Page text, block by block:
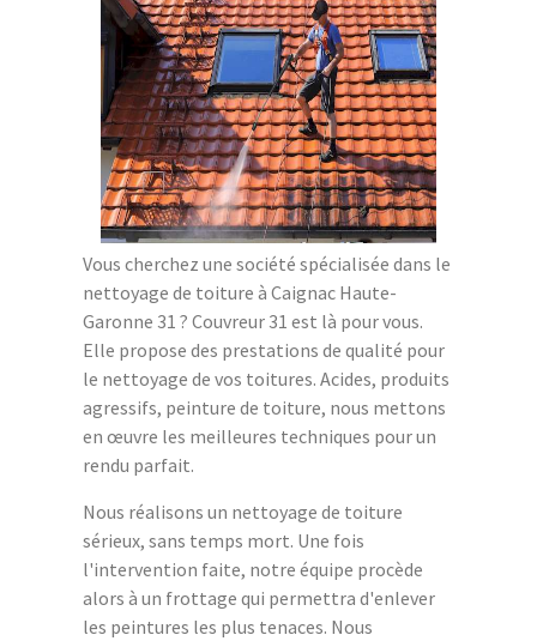
Vous cherchez une société spécialisée dans le
nettoyage de toiture à Caignac Haute-
Garonne 31 ? Couvreur 31 est là pour vous.
Elle propose des prestations de qualité pour
le nettoyage de vos toitures. Acides, produits
agressifs, peinture de toiture, nous mettons
en œuvre les meilleures techniques pour un
rendu parfait.
Nous réalisons un nettoyage de toiture
sérieux, sans temps mort. Une fois
l'intervention faite, notre équipe procède
alors à un frottage qui permettra d'enlever
les peintures les plus tenaces. Nous